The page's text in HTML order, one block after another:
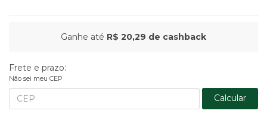
Ganhe até R$ 20,29 de cashback
Frete e prazo:
Não sei meu CEP
Calcular